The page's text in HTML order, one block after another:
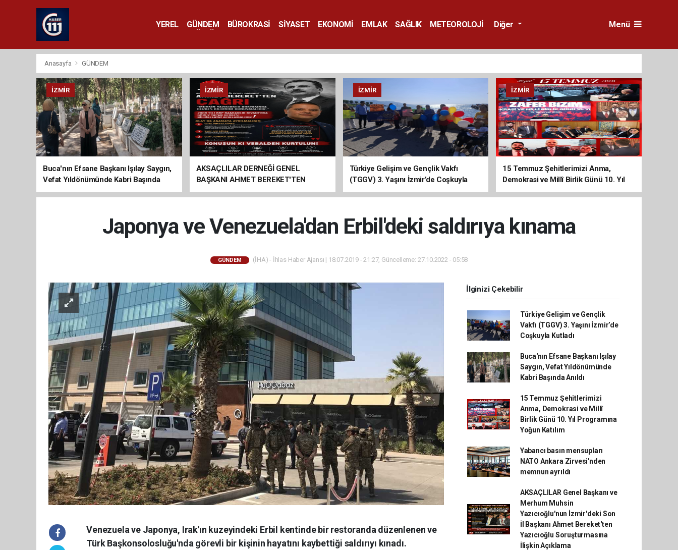
YEREL GÜNDEM BÜROKRASİ SİYASET EKONOMİ EMLAK SAĞLIK
METEOROLOJİ
Diğer Menü
Anasayfa GÜNDEM
İZMIR
Buca'nın Efsane Başkanı Işılay Saygın,
Vefat Yıldönümünde Kabri Başında
Anıldı
İZMIR
AKSAÇLILAR DERNEĞİ GENEL
BAŞKANI AHMET BEREKET'TEN
ÇAĞRI
İZMIR
Türkiye Gelişim ve Gençlik Vakfı
(TGGV) 3. Yaşını İzmir’de Coşkuyla
Kutladı
İZMIR
15 Temmuz Şehitlerimizi Anma,
Demokrasi ve Millî Birlik Günü 10. Yıl
Programına Yoğun Katılım
Japonya ve Venezuela'dan Erbil'deki saldırıya kınama
GÜNDEM (İHA) - İhlas Haber Ajansı | 18.07.2019 - 21:27, Güncelleme: 27.10.2022 - 05:58
Venezuela ve Japonya, Irak'ın kuzeyindeki Erbil kentinde bir restoranda düzenlenen ve
Türk Başkonsolosluğu'nda görevli bir kişinin hayatını kaybettiği saldırıyı kınadı.
İlginizi Çekebilir
Türkiye Gelişim ve Gençlik
Vakfı (TGGV) 3. Yaşını İzmir’de
Coşkuyla Kutladı
Buca'nın Efsane Başkanı Işılay
Saygın, Vefat Yıldönümünde
Kabri Başında Anıldı
15 Temmuz Şehitlerimizi
Anma, Demokrasi ve Millî
Birlik Günü 10. Yıl Programına
Yoğun Katılım
Yabancı basın mensupları
NATO Ankara Zirvesi'nden
memnun ayrıldı
AKSAÇLILAR Genel Başkanı ve
Merhum Muhsin
Yazıcıoğlu'nun İzmir'deki Son
İl Başkanı Ahmet Bereket'ten
Yazıcıoğlu Soruşturmasına
İlişkin Açıklama